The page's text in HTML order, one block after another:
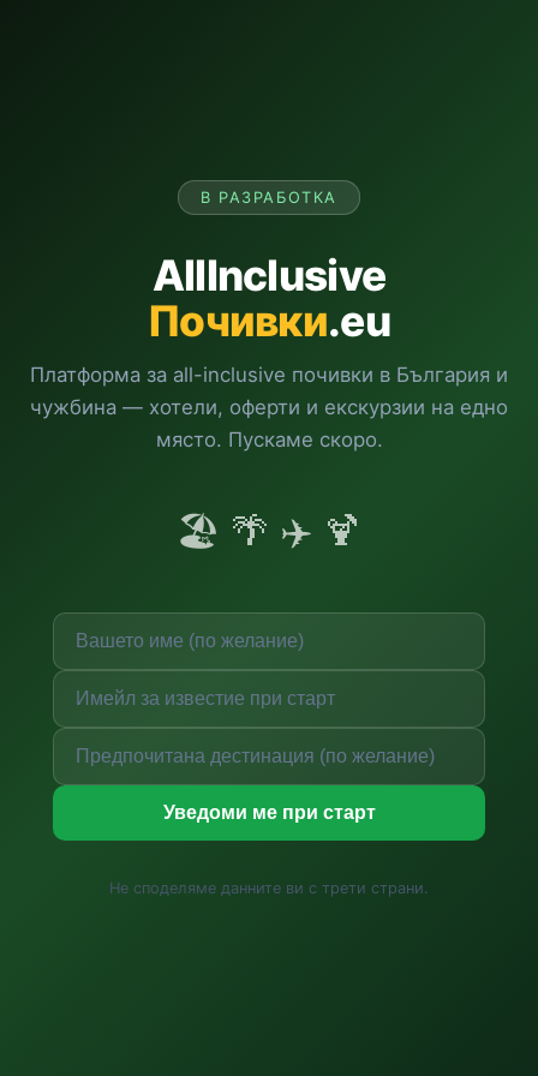
В РАЗРАБОТКА
AllInclusive
Почивки.eu
Платформа за all-inclusive почивки в България и
чужбина — хотели, оферти и екскурзии на едно
място. Пускаме скоро.
🏖️ 🌴 ✈️ 🍹
Уведоми ме при старт
Не споделяме данните ви с трети страни.